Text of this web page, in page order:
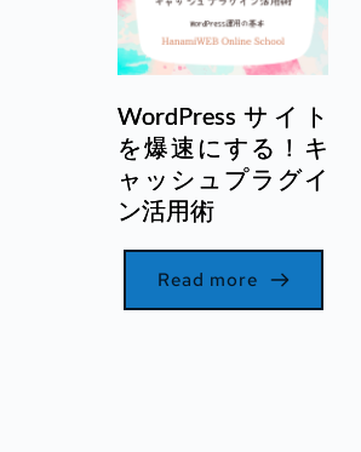
WordPressサイト
を爆速にする！キ
ャッシュプラグイ
ン活用術
Read more